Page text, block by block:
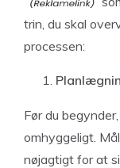
trin, du skal
processen:
Før du
omhyggeligt.
nøjagtigt for at